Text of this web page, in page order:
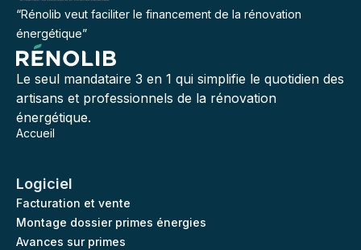
“Rénolib veut faciliter le financement de la rénovation
énergétique”
Le seul mandataire 3 en 1 qui simplifie le quotidien des
artisans et professionnels de la rénovation
énergétique.
Accueil
Logiciel
Facturation et vente
Montage dossier primes énergies
Avances sur primes